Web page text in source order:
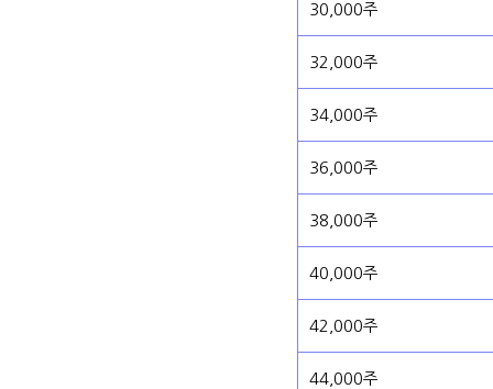
30,000주
32,000주
34,000주
36,000주
38,000주
40,000주
42,000주
44,000주